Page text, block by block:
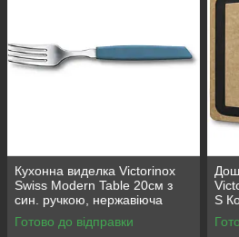
Кухонна виделка Victorinox
Swiss Modern Table 20см з
син. ручкою, нержавіюча
сталь, для посудомийної
машини, оригінал
Готово до відправки
S